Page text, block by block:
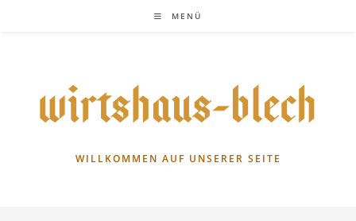
MENÜ
WILLKOMMEN AUF UNSERER SEITE